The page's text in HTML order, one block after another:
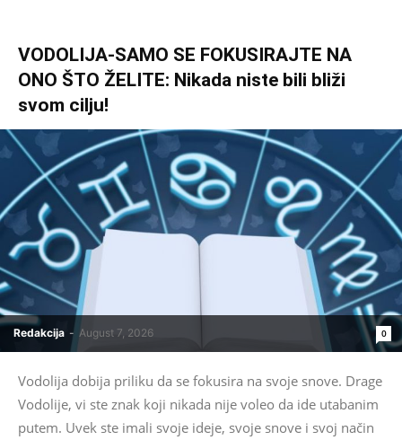
VODOLIJA-SAMO SE FOKUSIRAJTE NA
ONO ŠTO ŽELITE: Nikada niste bili bliži
svom cilju!
Redakcija - August 7, 2026 0
Vodolija dobija priliku da se fokusira na svoje snove. Drage
Vodolije, vi ste znak koji nikada nije voleo da ide utabanim
putem. Uvek ste imali svoje ideje, svoje snove i svoj način